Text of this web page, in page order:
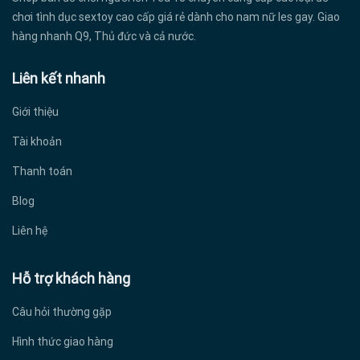
chơi tình dục sextoy cao cấp giá rẻ dành cho nam nữ les gay. Giao
hàng nhanh Q9, Thủ đức và cả nước.
Liên kết nhanh
Giới thiệu
Tài khoản
Thanh toán
Blog
Liên hệ
Hỗ trợ khách hàng
Câu hỏi thường gặp
Hình thức giao hàng